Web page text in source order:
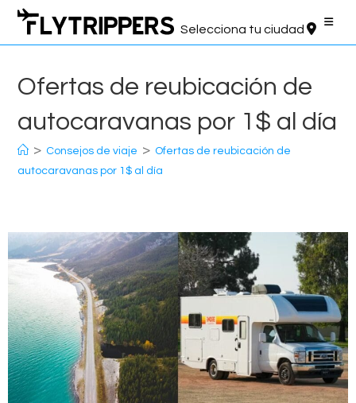
Saltar
contenido
Selecciona tu ciudad
Ofertas de reubicación de
autocaravanas por 1$ al día
> Consejos de viaje > Ofertas de reubicación de
autocaravanas por 1$ al día